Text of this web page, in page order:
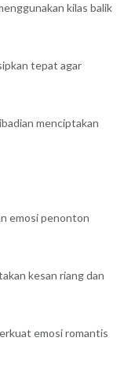
kilas balik
tepat agar
menciptakan
emosi penonton
kesan riang dan
emosi romantis